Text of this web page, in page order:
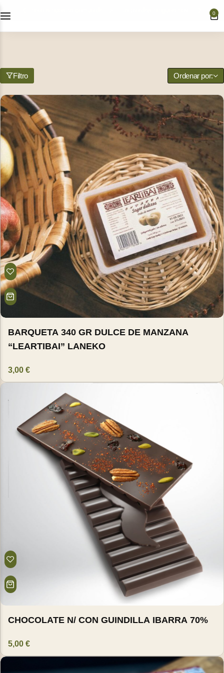
0
Filtro Ordenar por:
BARQUETA 340 GR DULCE DE MANZANA
“LEARTIBAI” LANEKO
3,00 €
CHOCOLATE N/ CON GUINDILLA IBARRA 70%
5,00 €
Selección de Productos
Ver todas las Gildas
Jornadas Puertas Abiertas
Talleres para Colegios
Bodas
Eventos